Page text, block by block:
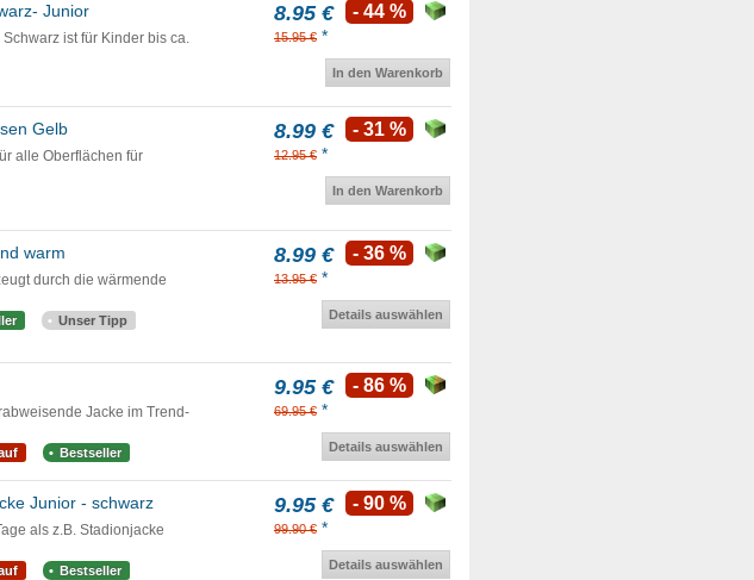
Junior
ist für Kinder bis ca.
8.95 €
15.95 € *
- 44 %
In den Warenkorb
Gelb
alle Oberflächen für
8.99 €
12.95 € *
- 31 %
In den Warenkorb
warm
durch die wärmende
Unser Tipp
8.99 €
13.95 € *
- 36 %
Details auswählen
Jacke im Trend-
Bestseller
9.95 €
69.95 € *
- 86 %
Details auswählen
Junior - schwarz
als z.B. Stadionjacke
Bestseller
9.95 €
99.90 € *
- 90 %
Details auswählen